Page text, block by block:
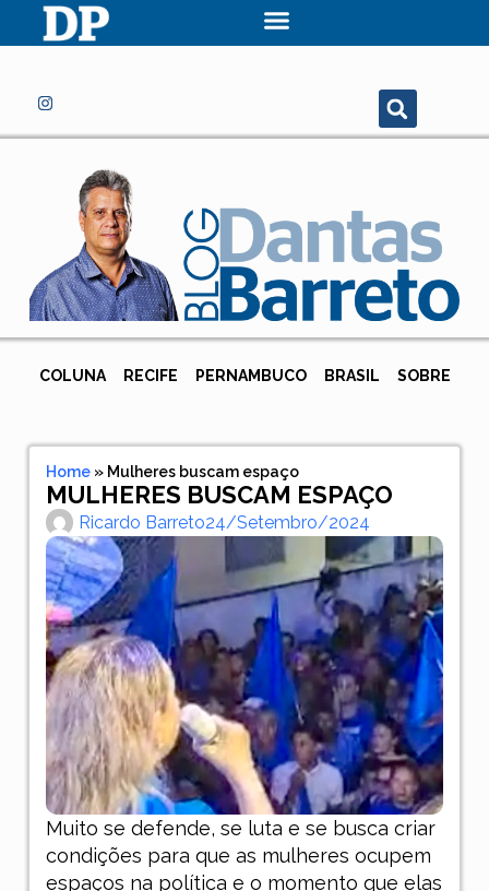
COLUNA RECIFE PERNAMBUCO BRASIL SOBRE
Home» Mulheres buscam espaço
MULHERES BUSCAM ESPAÇO
Ricardo Barreto24/setembro/2024
Muito se defende, se luta e se busca criar
condições para que as mulheres ocupem
espaços na política e o momento que elas